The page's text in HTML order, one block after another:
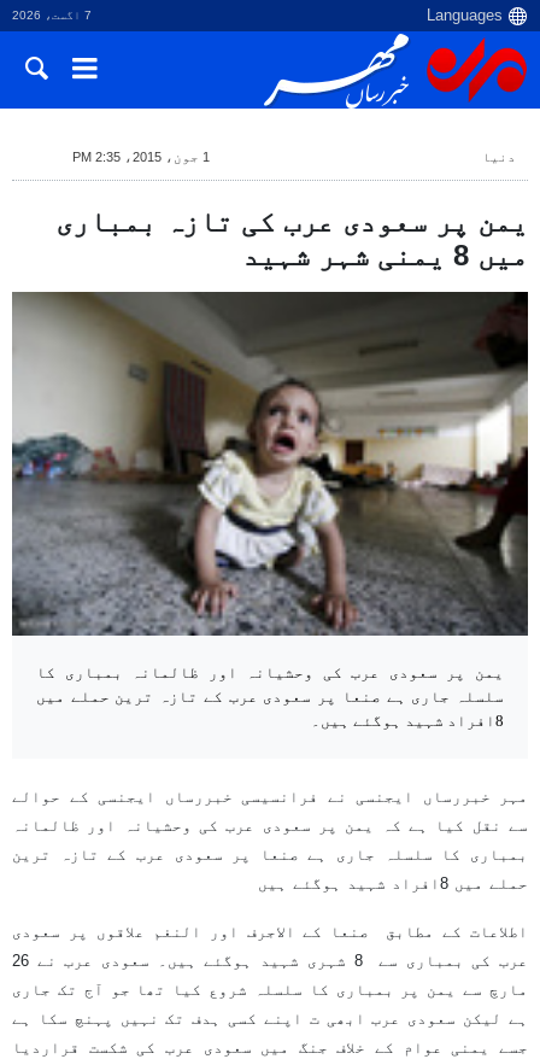
7 اگست، 2026
دنیا 1 جون، 2015، 2:35 PM
یمن پر سعودی عرب کی تازہ بمباری
میں 8 یمنی شہر شہید
یمن پر سعودی عرب کی وحشیانہ اور ظالمانہ بمباری کا
سلسلہ جاری ہے صنعا پر سعودی عرب کے تازہ ترین حملے میں
8افراد شہید ہوگئے ہیں۔
مہر خبررساں ایجنسی نے فرانسیسی خبررساں ایجنسی کے حوالے
سے نقل کیا ہے کہ یمن پر سعودی عرب کی وحشیانہ اور ظالمانہ
بمباری کا سلسلہ جاری ہے صنعا پر سعودی عرب کے تازہ ترین
حملے میں 8افراد شہید ہوگئے ہیں
اطلاعات کے مطابق صنعا کے الاجرف اور النغم علاقوں پر سعودی
عرب کی بمباری سے 8 شہری شہید ہوگئے ہیں۔ سعودی عرب نے 26
مارچ سے یمن پر بمباری کا سلسلہ شروع کیا تھا جو آج تک جاری
ہے لیکن سعودی عرب ابھی ت اپنے کسی ہدف تک نہیں پہنچ سکا ہے
جسے یمنی عوام کے خلاف جنگ میں سعودی عرب کی شکست قراردیا